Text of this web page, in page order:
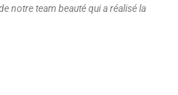
notre team beauté qui a réalisé la